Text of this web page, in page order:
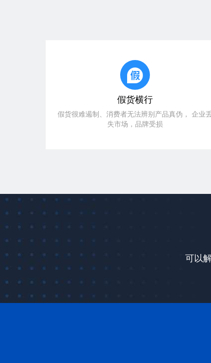
假货横行
假货很难遏制、消费者无法辨别产品真伪， 企业
失市场，品牌受损
可以